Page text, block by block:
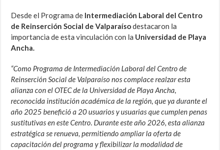
Desde el Programa de Intermediación Laboral del Centro
de Reinserción Social de Valparaísodestacaron la
importancia de esta vinculación con la Universidad de Playa
Ancha.
“Como Programa de Intermediación Laboral del Centro de
Reinserción Social de Valparaíso nos complace realzar esta
alianza con el OTEC de la Universidad de Playa Ancha,
reconocida institución académica de la región, que ya durante el
año 2025 benefició a 20 usuarios y usuarias que cumplen penas
sustitutivas en este Centro. Durante este año 2026, esta alianza
estratégica se renueva, permitiendo ampliar la oferta de
capacitación del programa y flexibilizar la modalidad de